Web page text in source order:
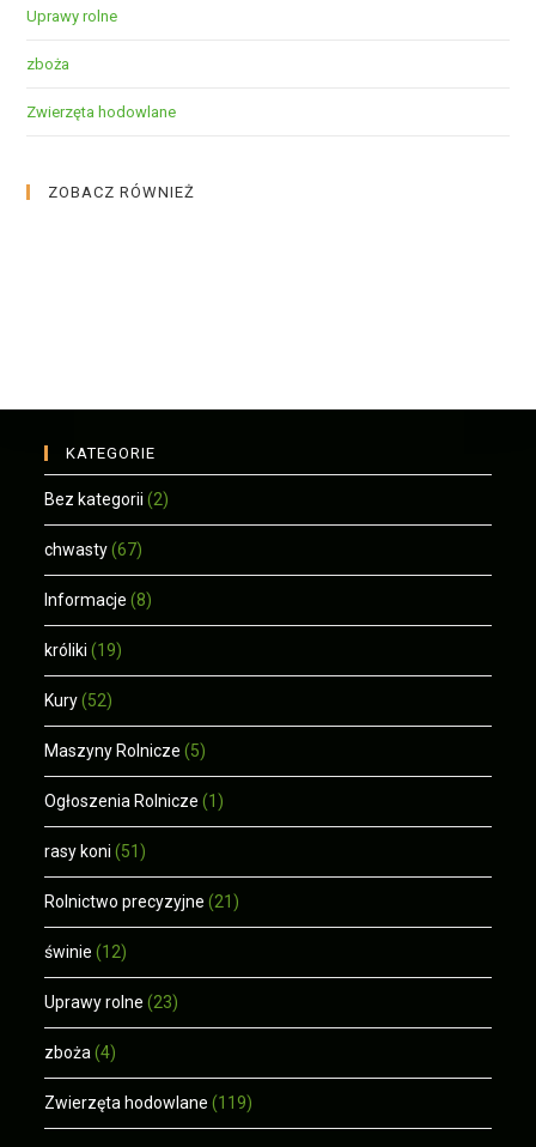
Uprawy rolne
zboża
Zwierzęta hodowlane
ZOBACZ RÓWNIEŻ
KATEGORIE
Bez kategorii (2)
chwasty (67)
Informacje (8)
króliki (19)
Kury (52)
Maszyny Rolnicze (5)
Ogłoszenia Rolnicze (1)
rasy koni (51)
Rolnictwo precyzyjne (21)
świnie (12)
Uprawy rolne (23)
zboża (4)
Zwierzęta hodowlane (119)